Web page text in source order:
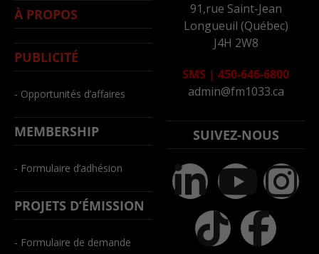
À PROPOS
PUBLICITÉ
- Opportunités d’affaires
MEMBERSHIP
- Formulaire d’adhésion
PROJETS D’ÉMISSION
- Formulaire de demande
91,rue Saint-Jean
Longueuil (Québec)
J4H 2W8
SMS | 450-646-6800
admin@fm1033.ca
SUIVEZ-NOUS